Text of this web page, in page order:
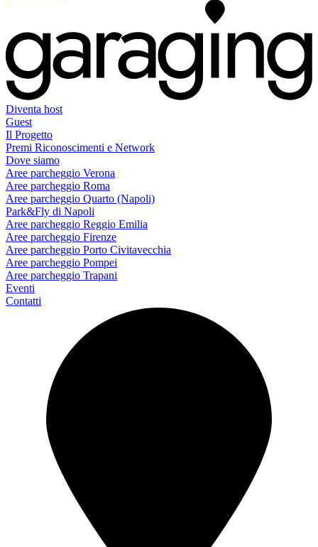
Diventa host
Guest
Il Progetto
Premi Riconoscimenti e Network
Dove siamo
Aree parcheggio Verona
Aree parcheggio Roma
Aree parcheggio Quarto (Napoli)
Park&Fly di Napoli
Aree parcheggio Reggio Emilia
Aree parcheggio Firenze
Aree parcheggio Porto Civitavecchia
Aree parcheggio Pompei
Aree parcheggio Trapani
Eventi
Contatti